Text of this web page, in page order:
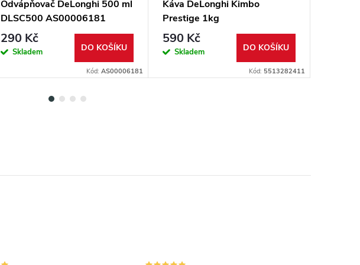
Odvápňovač DeLonghi 500 ml
DLSC500 AS00006181
290 Kč
Skladem DO KOŠÍKU
Kód: AS00006181
Káva DeLonghi Kimbo
Prestige 1kg
590 Kč
Skladem DO KOŠÍKU
Kód: 5513282411